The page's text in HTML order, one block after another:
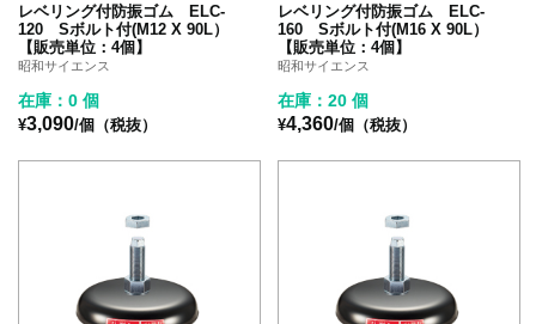
レベリング付防振ゴム ELC-
120 Sボルト付(M12 X 90L）
【販売単位：4個】
昭和サイエンス
在庫：0 個
¥3,090/個（税抜）
レベリング付防振ゴム ELC-
160 Sボルト付(M16 X 90L）
【販売単位：4個】
昭和サイエンス
在庫：20 個
¥4,360/個（税抜）